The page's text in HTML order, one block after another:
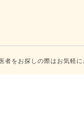
者をお探しの際はお気